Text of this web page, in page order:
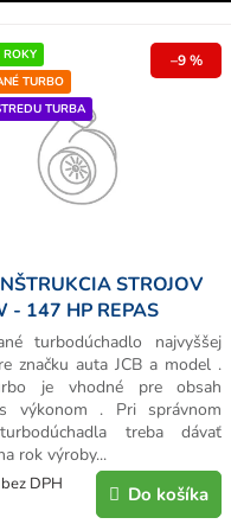
TURBO
TURBA
–9 %
STROJOV
- 147 HP REPAS
DPH Do košíka
turbodúchadlo najvyššej
značku auta JCB a model .
je vhodné pre obsah
výkonom . Pri správnom
treba dávať
rok výroby...